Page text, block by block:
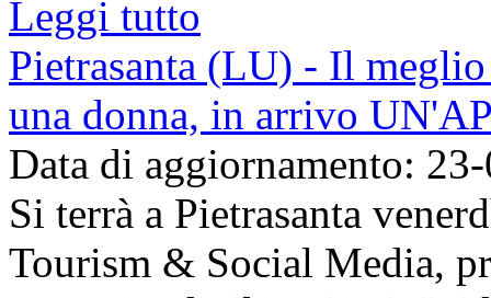
Leggi tutto
Pietrasanta (LU) - Il
una donna, in arrivo
Data di aggiornamento:
Si terrà a Pietrasanta
Tourism & Social Media,